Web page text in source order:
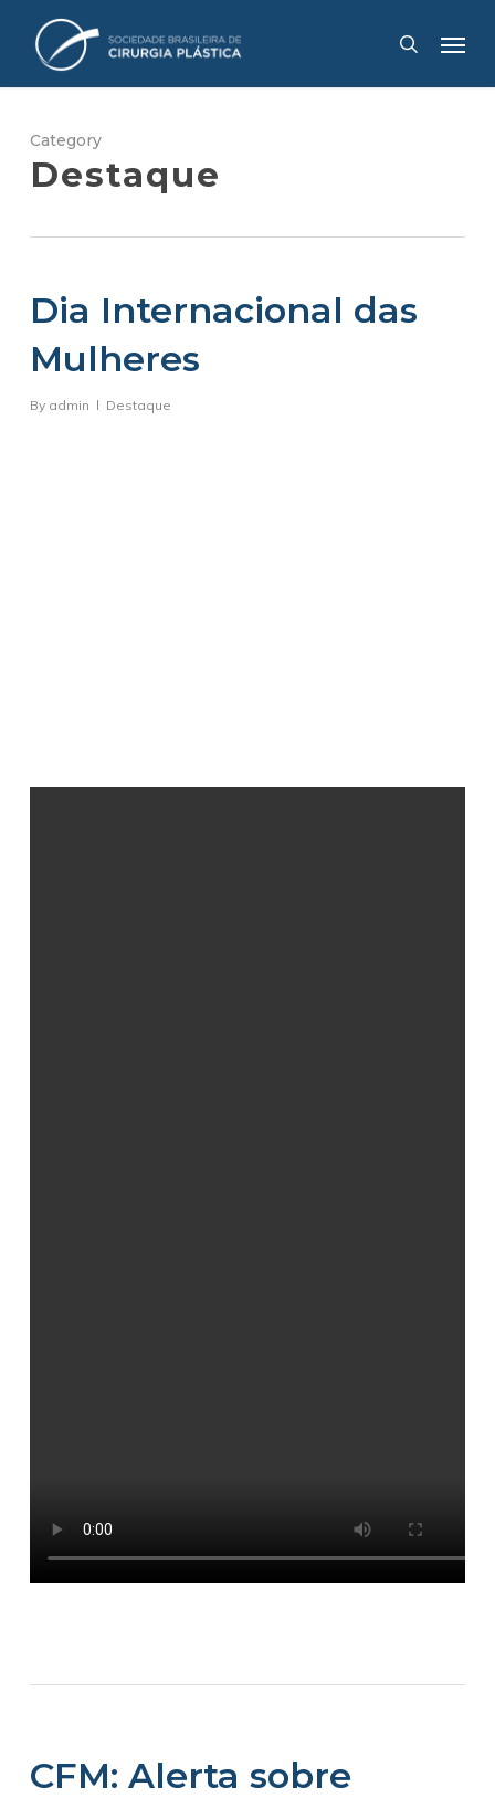
search
Category
Destaque
Dia Internacional das
Mulheres
By admin Destaque
CFM: Alerta sobre